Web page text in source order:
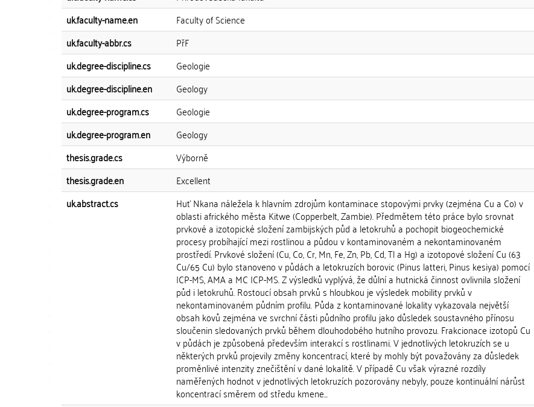
uk.faculty-name.en
Faculty of Science
uk.faculty-abbr.cs
PřF
uk.degree-discipline.cs
Geologie
uk.degree-discipline.en
Geology
uk.degree-program.cs
Geologie
uk.degree-program.en
Geology
thesis.grade.cs
Výborně
thesis.grade.en
Excellent
uk.abstract.cs
Huť Nkana náležela k hlavním zdrojům kontaminace stopovými prvky (zejména Cu a Co) v
oblasti afrického města Kitwe (Copperbelt, Zambie). Předmětem této práce bylo srovnat
prvkové a izotopické složení zambijských půd a letokruhů a pochopit biogeochemické
procesy probíhající mezi rostlinou a půdou v kontaminovaném a nekontaminovaném
prostředí. Prvkové složení (Cu, Co, Cr, Mn, Fe, Zn, Pb, Cd, Tl a Hg) a izotopové složení Cu (63
Cu/65 Cu) bylo stanoveno v půdách a letokruzích borovic (Pinus latteri, Pinus kesiya) pomocí
ICP-MS, AMA a MC ICP-MS. Z výsledků vyplývá, že důlní a hutnická činnost ovlivnila složení
půd i letokruhů. Rostoucí obsah prvků s hloubkou je výsledek mobility prvků v
nekontaminovaném půdním profilu. Půda z kontaminované lokality vykazovala největší
obsah kovů zejména ve svrchní části půdního profilu jako důsledek soustavného přínosu
sloučenin sledovaných prvků během dlouhodobého hutního provozu. Frakcionace izotopů Cu
v půdách je způsobená především interakcí s rostlinami. V jednotlivých letokruzích se u
některých prvků projevily změny koncentrací, které by mohly být považovány za důsledek
proměnlivé intenzity znečištění v dané lokalitě. V případě Cu však výrazné rozdíly
naměřených hodnot v jednotlivých letokruzích pozorovány nebyly, pouze kontinuální nárůst
koncentrací směrem od středu kmene...